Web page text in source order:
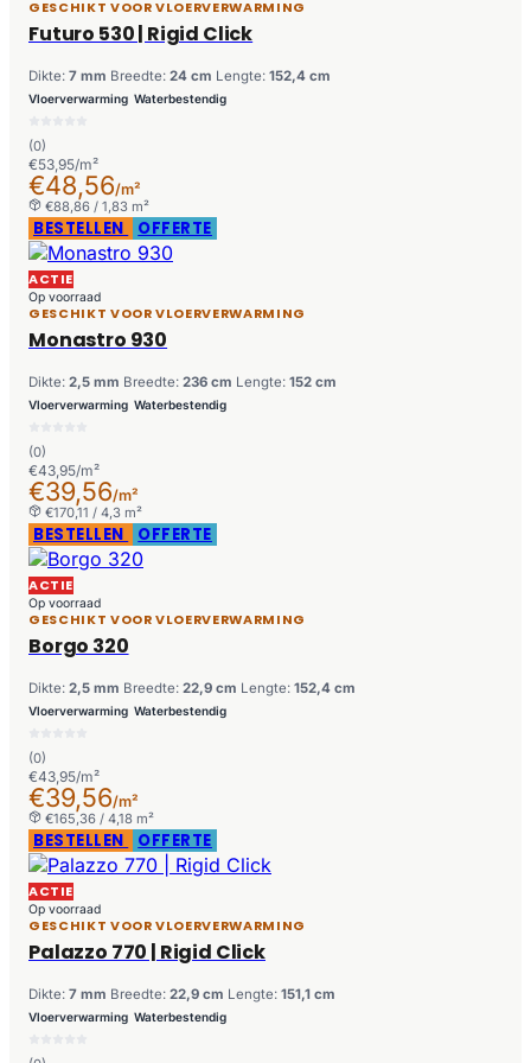
GESCHIKT VOOR VLOERVERWARMING
Futuro 530 | Rigid Click
Dikte: 7 mm Breedte: 24 cm Lengte: 152,4 cm
Vloerverwarming Waterbestendig
(0)
€53,95/m²
€48,56/m²
€88,86 / 1,83 m²
BESTELLEN OFFERTE
ACTIE
Op voorraad
GESCHIKT VOOR VLOERVERWARMING
Monastro 930
Dikte: 2,5 mm Breedte: 236 cm Lengte: 152 cm
Vloerverwarming Waterbestendig
(0)
€43,95/m²
€39,56/m²
€170,11 / 4,3 m²
BESTELLEN OFFERTE
ACTIE
Op voorraad
GESCHIKT VOOR VLOERVERWARMING
Borgo 320
Dikte: 2,5 mm Breedte: 22,9 cm Lengte: 152,4 cm
Vloerverwarming Waterbestendig
(0)
€43,95/m²
€39,56/m²
€165,36 / 4,18 m²
BESTELLEN OFFERTE
ACTIE
Op voorraad
GESCHIKT VOOR VLOERVERWARMING
Palazzo 770 | Rigid Click
Dikte: 7 mm Breedte: 22,9 cm Lengte: 151,1 cm
Vloerverwarming Waterbestendig